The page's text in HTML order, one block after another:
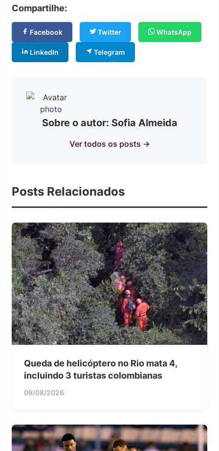
Compartilhe:
Facebook Twitter WhatsApp
LinkedIn Telegram
Sobre o autor: Sofia Almeida
Ver todos os posts →
Posts Relacionados
Queda de helicóptero no Rio mata 4,
incluindo 3 turistas colombianas
09/08/2026